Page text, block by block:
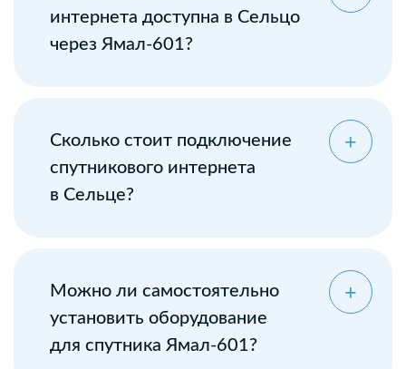
интернета доступна в Сельцо
через Ямал-601?
Сколько стоит подключение
спутникового интернета
в Сельце?
Можно ли самостоятельно
установить оборудование
для спутника Ямал-601?